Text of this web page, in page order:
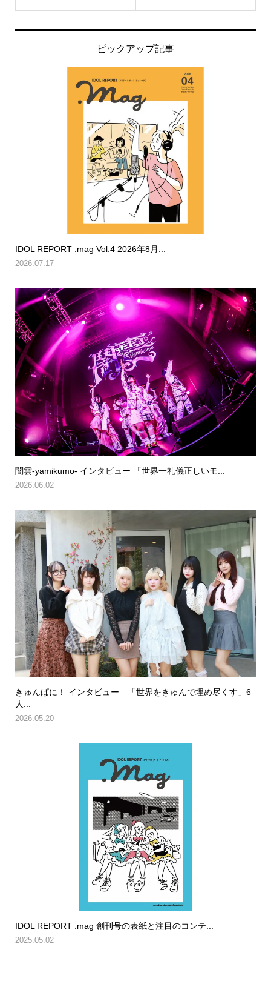
ピックアップ記事
IDOL REPORT .mag Vol.4 2026年8月...
2026.07.17
闇雲-yamikumo- インタビュー 「世界一礼儀正しいモ...
2026.06.02
きゅんぱに！ インタビュー 「世界をきゅんで埋め尽くす」6
人...
2026.05.20
IDOL REPORT .mag 創刊号の表紙と注目のコンテ...
2025.05.02